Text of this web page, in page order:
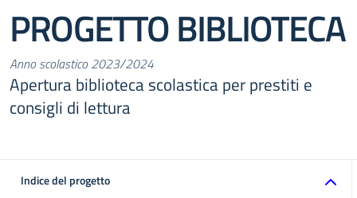
PROGETTO BIBLIOTECA
Anno scolastico 2023/2024
Apertura biblioteca scolastica per prestiti e
consigli di lettura
Indice del progetto